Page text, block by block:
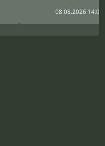
08.08.2026 14:00